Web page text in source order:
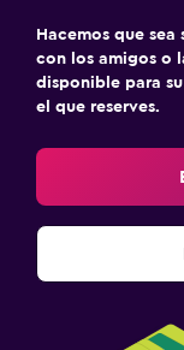
Hacemos que
con los amigos o
disponible para
el que reserves.